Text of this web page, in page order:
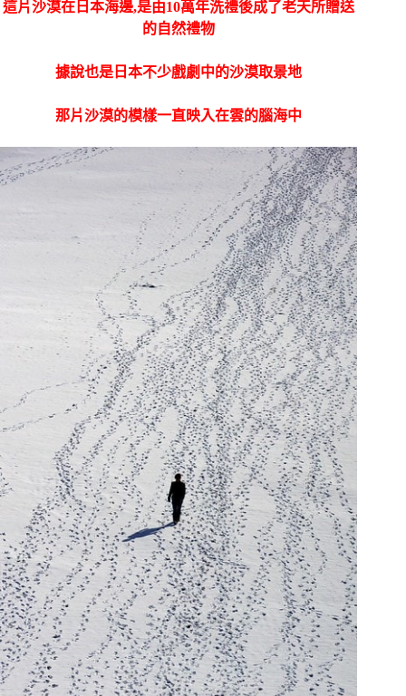
這片沙漠在日本海邊,是由10萬年洗禮後成了老天所贈送
的自然禮物
據說也是日本不少戲劇中的沙漠取景地
那片沙漠的模樣一直映入在雲的腦海中